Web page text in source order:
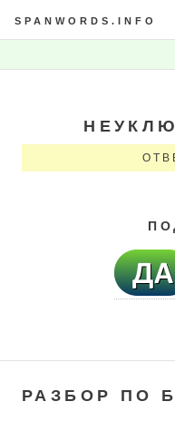
SPANWORDS.INFO
РАЗБОР ПО